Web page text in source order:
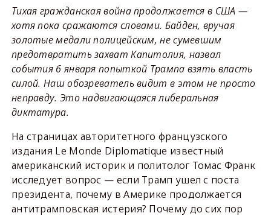
Тихая гражданская война продолжается в США —
хотя пока сражаются словами. Байден, вручая
золотые медали полицейским, не сумевшим
предотвратить захват Капитолия, назвал
события 6 января попыткой Трампа взять власть
силой. Наш обозреватель видит в этом не просто
неправду. Это надвигающаяся либеральная
диктатура.
На страницах авторитетного французского
издания Le Monde Diplomatique известный
американский историк и политолог Томас Франк
исследует вопрос — если Трамп ушел с поста
президента, почему в Америке продолжается
антитрамповская истерия? Почему до сих пор